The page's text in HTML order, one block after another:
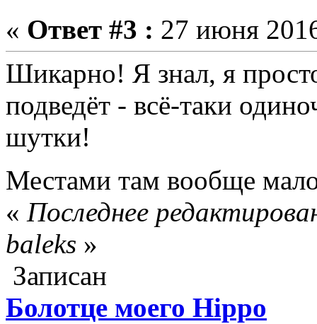
« Ответ #3 : 27 июня
Шикарно! Я знал, я
подведёт - всё-таки
шутки!
Местами там вообще
« Последнее
baleks »
Записан
Болотце моего Hippo